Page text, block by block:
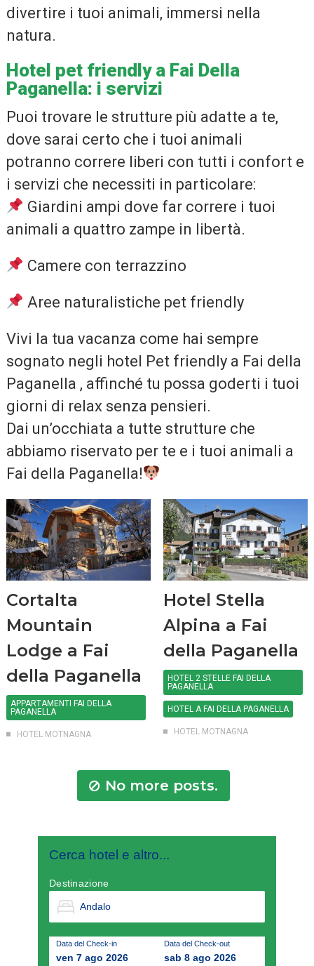
divertire i tuoi animali, immersi nella
natura.
Hotel pet friendly a Fai Della
Paganella: i servizi
Puoi trovare le strutture più adatte a te,
dove sarai certo che i tuoi animali
potranno correre liberi con tutti i confort e
i servizi che necessiti in particolare:
Giardini ampi dove far correre i tuoi
animali a quattro zampe in libertà.
Camere con terrazzino
Aree naturalistiche pet friendly
Vivi la tua vacanza come hai sempre
sognato negli hotel Pet friendly a Fai della
Paganella , affinché tu possa goderti i tuoi
giorni di relax senza pensieri.
Dai un’occhiata a tutte strutture che
abbiamo riservato per te e i tuoi animali a
Fai della Paganella!
Cortalta
Mountain
Lodge a Fai
della Paganella
APPARTAMENTI FAI DELLA
PAGANELLA
HOTEL MOTNAGNA
Hotel Stella
Alpina a Fai
della Paganella
HOTEL 2 STELLE FAI DELLA
PAGANELLA
HOTEL A FAI DELLA PAGANELLA
HOTEL MOTNAGNA
No more posts.
Cerca hotel e altro...
Destinazione
Data del Check-in
ven 7 ago 2026
Data del Check-out
sab 8 ago 2026